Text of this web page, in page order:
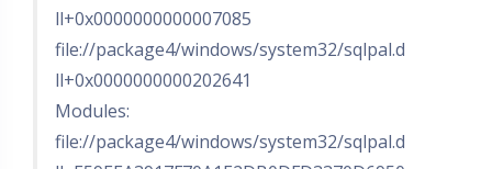
ll+0x0000000000007085
file://package4/windows/system32/sqlpal.d
ll+0x0000000000202641
Modules:
file://package4/windows/system32/sqlpal.d